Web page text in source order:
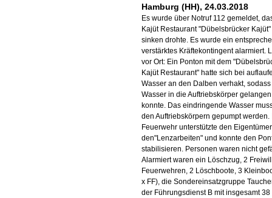
Hamburg (HH), 24.03.2018
Es wurde über Notruf 112 gemeldet,
Kajüt Restaurant "Dübelsbrücker
sinken drohte. Es wurde ein
verstärktes Kräftekontingent alarmiert.
vor Ort: Ein Ponton mit dem
Kajüt Restaurant" hatte sich bei
Wasser an den Dalben verhakt, sodass
Wasser in die Auftriebskörper gelangen
konnte. Das eindringende Wasser
den Auftriebskörpern gepumpt werden.
Feuerwehr unterstützte den
den"Lenzarbeiten" und konnte den
stabilisieren. Personen waren nicht
Alarmiert waren ein Löschzug, 2
Feuerwehren, 2 Löschboote, 3
x FF), die Sondereinsatzgruppe
der Führungsdienst B mit insgesamt 38